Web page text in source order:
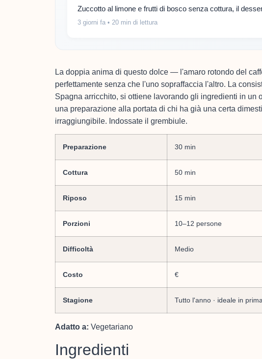
Zuccotto al limone e frutti di bosco senza cottura, il
3 giorni fa • 20 min di lettura
La doppia anima di questo dolce — l'amaro rotondo del
perfettamente senza che l'uno sopraffaccia l'altro. La
Spagna arricchito, si ottiene lavorando gli ingredienti in un
una preparazione alla portata di chi ha già una certa
irraggiungibile. Indossate il grembiule.
Preparazione 30 min
Cottura 50 min
Riposo 15 min
Porzioni 10–12 persone
Difficoltà Medio
Costo €
Stagione Tutto l'anno · ideale in
Adatto a: Vegetariano
Ingredienti